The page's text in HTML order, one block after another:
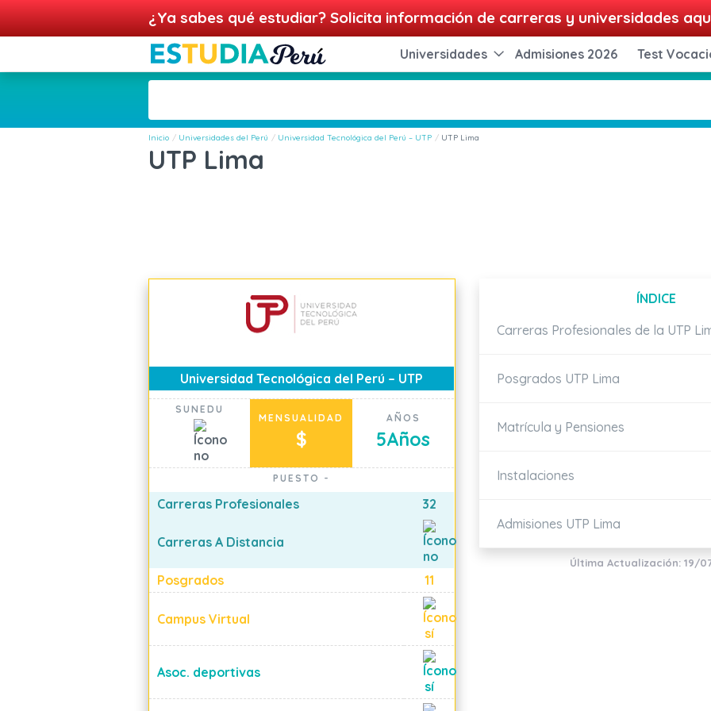
¿Ya sabes qué estudiar? Solicita información de carreras y universidades
Universidades Admisiones 2026 Test
Inicio Universidades del Perú Universidad Tecnológica del Perú – UTP UTP Lima
UTP Lima
Universidad Tecnológica del Perú – UTP
SUNEDU
MENSUALIDAD
$
AÑOS
5Años
PUESTO -
Carreras Profesionales 32
Carreras A Distancia
Posgrados 11
Campus Virtual
Asoc. deportivas
ÍNDICE
Carreras Profesionales de la UTP
Posgrados UTP Lima
Matrícula y Pensiones
Instalaciones
Admisiones UTP Lima
Última Actualización: 19/